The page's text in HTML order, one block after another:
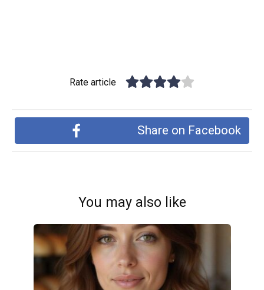
Rate article
Share on Facebook
You may also like